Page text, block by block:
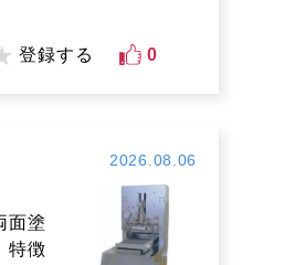
登録する 0
2026.08.06
面塗
特徴